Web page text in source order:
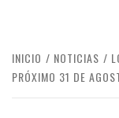
INICIO NOTICIAS
PRÓXIMO 31 DE